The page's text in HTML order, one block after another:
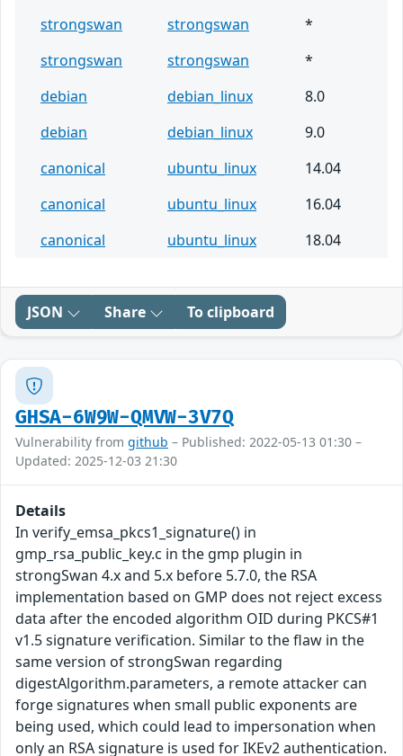
strongswan strongswan
*
strongswan
strongswan
*
debian
debian_linux
8.0
debian
debian_linux
9.0
canonical
ubuntu_linux
14.04
canonical
ubuntu_linux
16.04
canonical
ubuntu_linux 18.04
JSON Share To clipboard
GHSA-6W9W-QMVW-3V7Q
Vulnerability from github – Published: 2022-05-13 01:30 –
Updated: 2025-12-03 21:30
Details
In verify_emsa_pkcs1_signature() in
gmp_rsa_public_key.c in the gmp plugin in
strongSwan 4.x and 5.x before 5.7.0, the RSA
implementation based on GMP does not reject excess
data after the encoded algorithm OID during PKCS#1
v1.5 signature verification. Similar to the flaw in the
same version of strongSwan regarding
digestAlgorithm.parameters, a remote attacker can
forge signatures when small public exponents are
being used, which could lead to impersonation when
only an RSA signature is used for IKEv2 authentication.